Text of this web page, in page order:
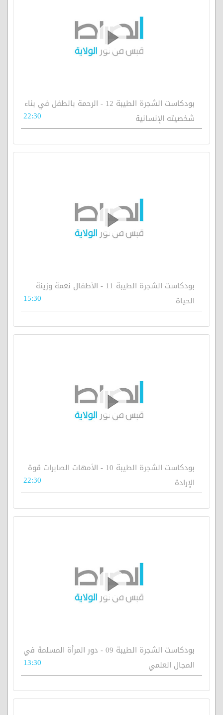
بودكاست الشجرة الطيبة 12 - الرحمة بالطفل في بناء
شخصيته الإنسانية
22:30
بودكاست الشجرة الطيبة 11 - الأطفال نعمة وزينة
الحياة
15:30
بودكاست الشجرة الطيبة 10 - الأمهات الصابرات قوة
الإرادة
22:30
بودكاست الشجرة الطيبة 09 - دور المرأة المسلمة في
المجال العلمي
13:30